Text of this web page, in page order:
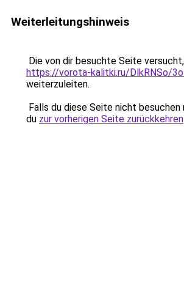
Weiterleitungshinweis
Die von dir besuchte Seite
https://vorota-kalitki.ru/DlkRNSo/
weiterzuleiten.
Falls du diese Seite nicht
du zur vorherigen Seite zurückkehren.